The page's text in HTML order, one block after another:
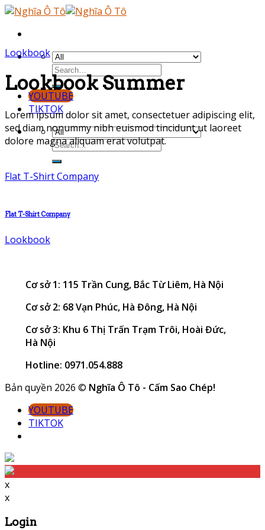
Skip
content
YOUTUBE
TIKTOK
Lookbook
Lookbook Summer
Lorem ipsum dolor sit amet, consectetuer adipiscing elit,
sed diam nonummy nibh euismod tincidunt ut laoreet
dolore magna aliquam erat volutpat.
Flat T-Shirt Company
Flat T-Shirt Company
Lookbook
Cơ sở 1: 115 Trần Cung, Bắc Từ Liêm, Hà Nội
Cơ sở 2: 68 Vạn Phúc, Hà Đông, Hà Nội
Cơ sở 3: Khu 6 Thị Trấn Trạm Trôi, Hoài Đức,
Hà Nội
Hotline: 0971.054.888
Bản quyền 2026 © Nghĩa Ô Tô - Cấm Sao Chép!
YOUTUBE
TIKTOK
x
x
Login